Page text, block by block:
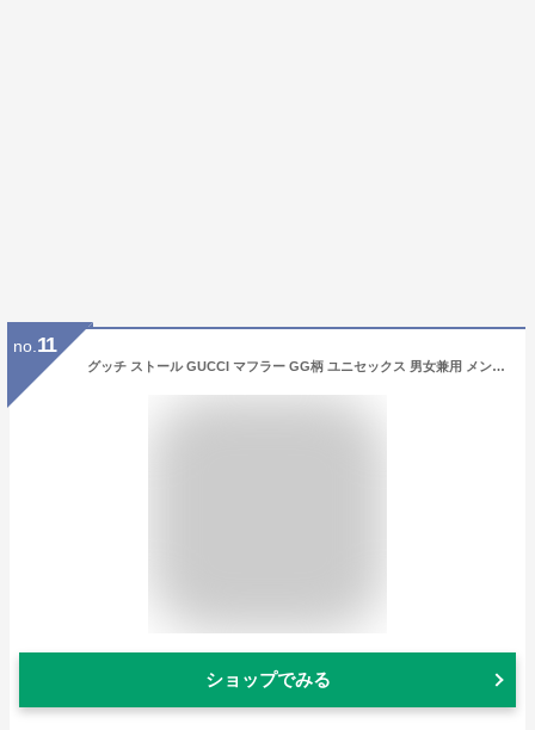
no. 11
グッチ ストール GUCCI マフラー GG柄 ユニセックス 男女兼用 メンズ レディース ブラウン 165904 3G646 9664 【在庫あり】【誕生日 お祝い プレゼント ギフト 贈り物】
ショップでみる